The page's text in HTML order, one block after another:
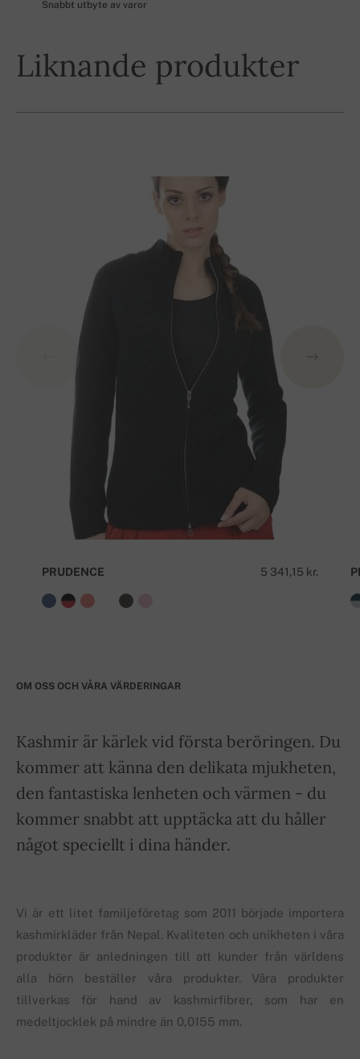
Snabbt utbyte av varor
Liknande produkter
5 341,15 kr.
PRUDENCE
OM OSS OCH VÅRA VÄRDERINGAR
Kashmir är kärlek vid första beröringen. Du
kommer att känna den delikata mjukheten,
den fantastiska lenheten och värmen - du
kommer snabbt att upptäcka att du håller
något speciellt i dina händer.
Vi är ett litet familjeföretag som 2011 började importera
kashmirkläder från Nepal. Kvaliteten och unikheten i våra
produkter är anledningen till att kunder från världens
alla hörn beställer våra produkter. Våra produkter
tillverkas för hand av kashmirfibrer, som har en
medeltjocklek på mindre än 0,0155 mm.